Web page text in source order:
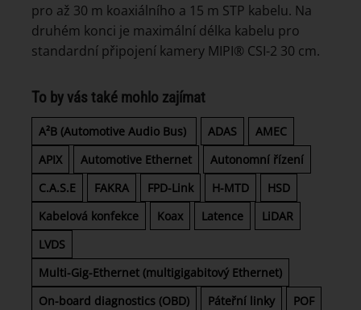
pro až 30 m koaxiálního a 15 m STP kabelu. Na
druhém konci je maximální délka kabelu pro
standardní připojení kamery MIPI® CSI-2 30 cm.
To by vás také mohlo zajímat
A²B (Automotive Audio Bus) ADAS
AMEC
APIX
Automotive Ethernet
Autonomní řízení
C.A.S.E
FAKRA FPD-Link H-MTD
HSD
Kabelová konfekce
Koax Latence
LiDAR
LVDS
Multi-Gig-Ethernet (multigigabitový Ethernet)
On-board diagnostics (OBD)
Páteřní linky
POF